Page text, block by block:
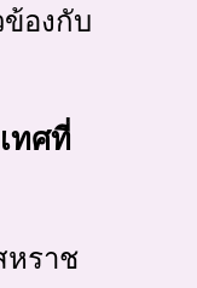
องกับ
ทศที่
หราช